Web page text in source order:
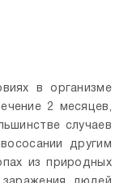
в организме
2 месяцев,
случаев
другим
из природных